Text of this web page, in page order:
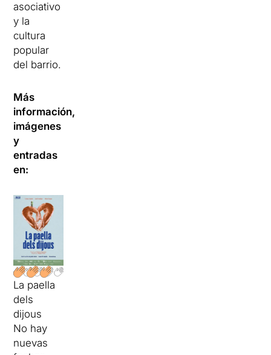
asociativo
y la
cultura
popular
del barrio.
Más
información,
imágenes
y
entradas
en:
La paella
dels
dijous
No hay
nuevas